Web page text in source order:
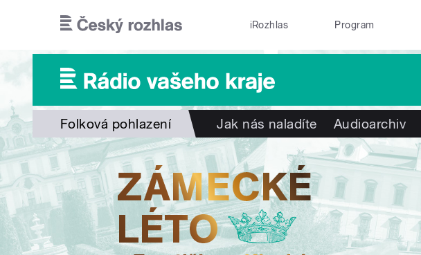
iRozhlas Program
Folková pohlazení Jak nás naladíte Audioarchiv